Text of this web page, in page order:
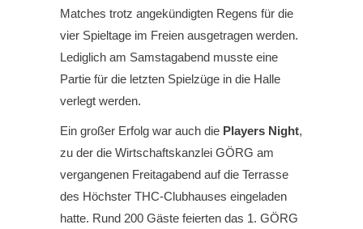
Matches trotz angekündigten Regens für die
vier Spieltage im Freien ausgetragen werden.
Lediglich am Samstagabend musste eine
Partie für die letzten Spielzüge in die Halle
verlegt werden.
Ein großer Erfolg war auch die Players Night,
zu der die Wirtschaftskanzlei GÖRG am
vergangenen Freitagabend auf die Terrasse
des Höchster THC-Clubhauses eingeladen
hatte. Rund 200 Gäste feierten das 1. GÖRG